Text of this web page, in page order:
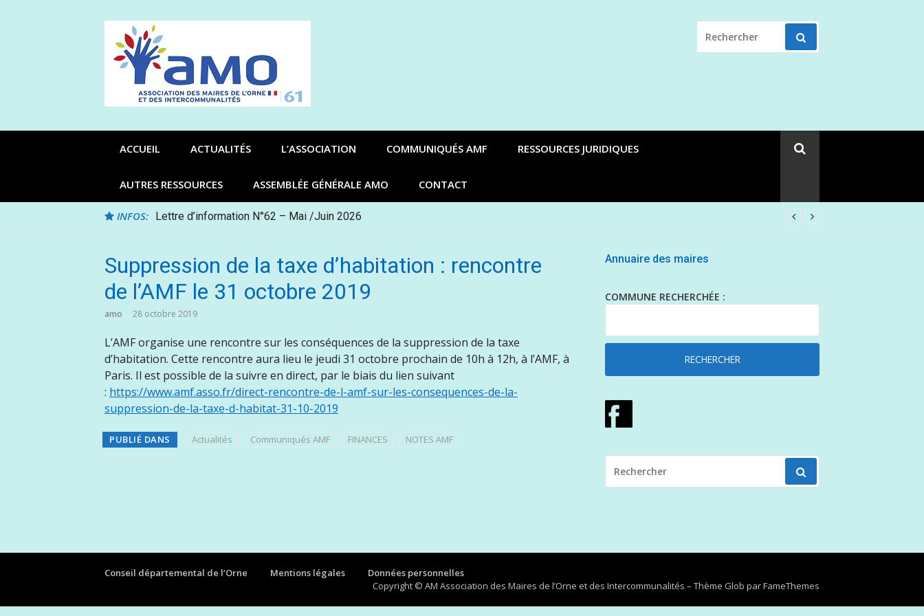
POUR
:
ACCUEIL ACTUALITÉS L’ASSOCIATION COMMUNIQUÉS AMF RESSOURCES JURIDIQUES
AUTRES RESSOURCES ASSEMBLÉE GÉNÉRALE AMO CONTACT
INFOS: Lettre d’information N°62 – Mai /Juin 2026
Suppression de la taxe d’habitation : rencontre
de l’AMF le 31 octobre 2019
amo 28 octobre 2019
L’AMF organise une rencontre sur les conséquences de la suppression de la taxe
d’habitation. Cette rencontre aura lieu le jeudi 31 octobre prochain de 10h à 12h, à l’AMF, à
Paris. Il est possible de la suivre en direct, par le biais du lien suivant
: https://www.amf.asso.fr/direct-rencontre-de-l-amf-sur-les-consequences-de-la-
suppression-de-la-taxe-d-habitat-31-10-2019
PUBLIÉ DANS Actualités Communiqués AMF FINANCES NOTES AMF
Annuaire des maires
COMMUNE RECHERCHÉE :
POUR
:
Conseil départemental de l’Orne Mentions légales
Données personnelles
Copyright © AM Association des Maires de l’Orne et des Intercommunalités – Thème Glob parFameThemes